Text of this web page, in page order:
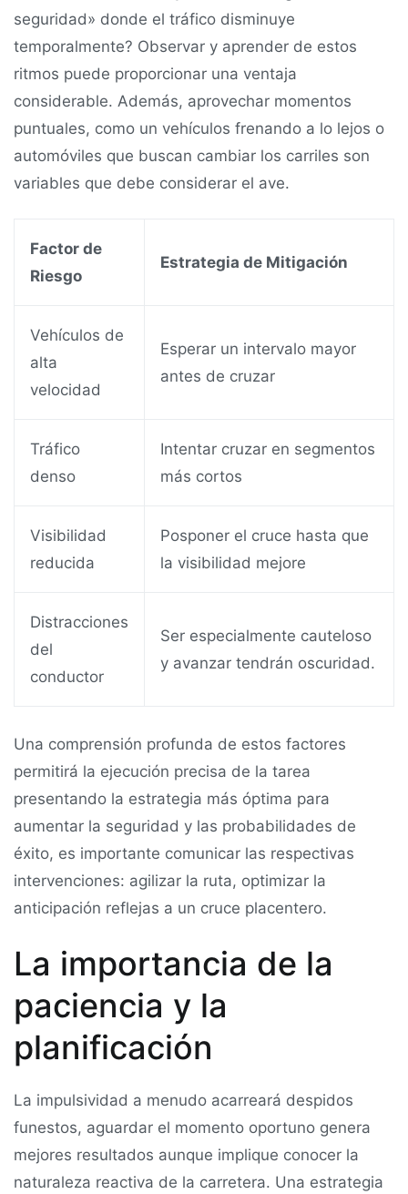
seguridad» donde el tráfico disminuye
temporalmente? Observar y aprender de estos
ritmos puede proporcionar una ventaja
considerable. Además, aprovechar momentos
puntuales, como un vehículos frenando a lo lejos o
automóviles que buscan cambiar los carriles son
variables que debe considerar el ave.
Factor de
Riesgo
Estrategia de Mitigación
Vehículos de
alta
velocidad
Esperar un intervalo mayor
antes de cruzar
Tráfico
denso
Intentar cruzar en segmentos
más cortos
Visibilidad
reducida
Posponer el cruce hasta que
la visibilidad mejore
Distracciones
del
conductor
Ser especialmente cauteloso
y avanzar tendrán oscuridad.
Una comprensión profunda de estos factores
permitirá la ejecución precisa de la tarea
presentando la estrategia más óptima para
aumentar la seguridad y las probabilidades de
éxito, es importante comunicar las respectivas
intervenciones: agilizar la ruta, optimizar la
anticipación reflejas a un cruce placentero.
La importancia de la
paciencia y la
planificación
La impulsividad a menudo acarreará despidos
funestos, aguardar el momento oportuno genera
mejores resultados aunque implique conocer la
naturaleza reactiva de la carretera. Una estrategia